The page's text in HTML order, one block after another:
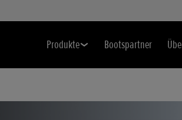
Produkte Bootspartner